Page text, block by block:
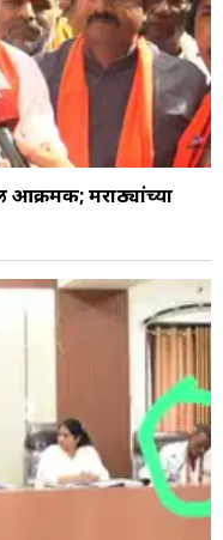
आक्रमक; मराठ्यांच्या